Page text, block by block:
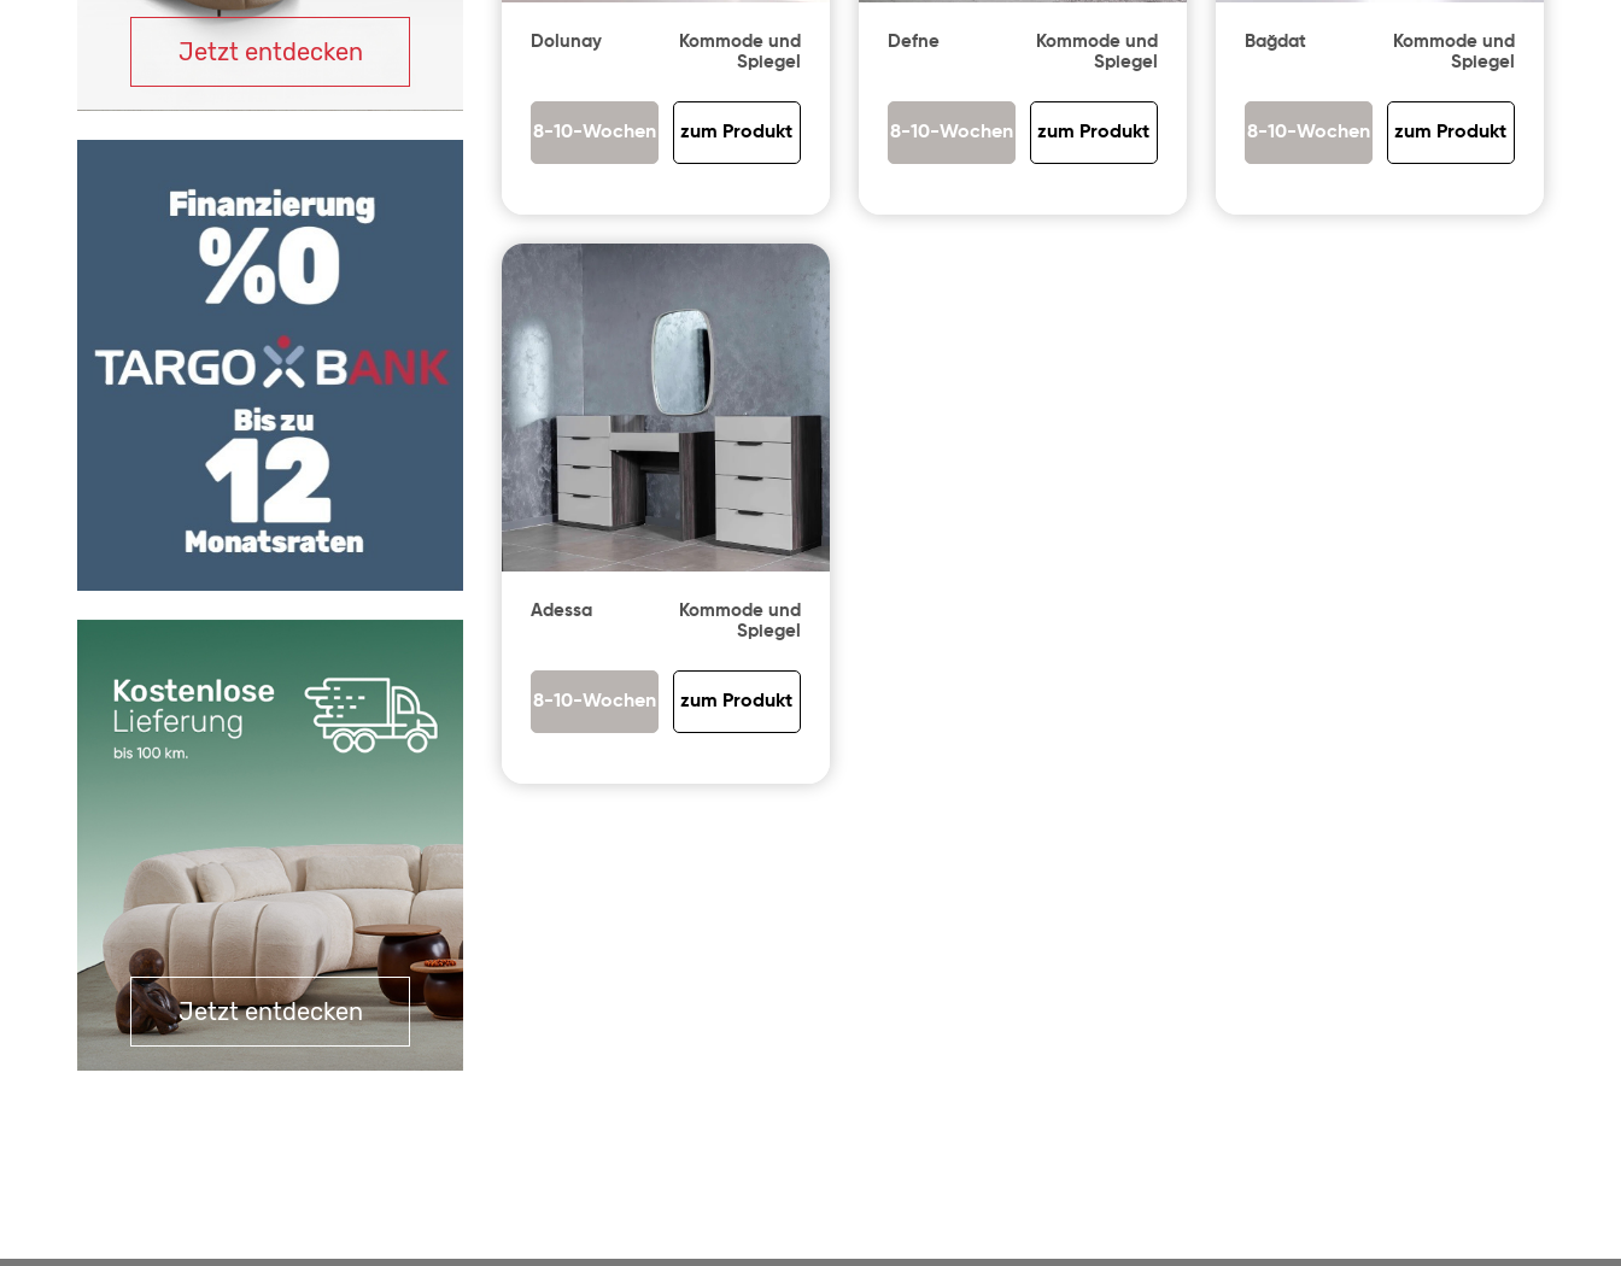
Jetzt entdecken
Jetzt entdecken
Dolunay
Kommode und
Spiegel
8-10-Wochen zum Produkt
Defne
Kommode und
Spiegel
8-10-Wochen zum Produkt
Bağdat
Kommode und
Spiegel
8-10-Wochen zum Produkt
Adessa
Kommode und
Spiegel
8-10-Wochen zum Produkt